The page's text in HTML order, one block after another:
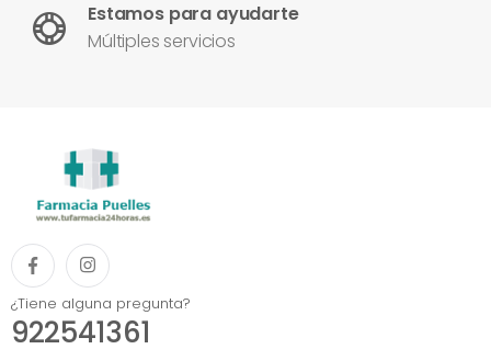
Estamos para ayudarte
Múltiples servicios
¿Tiene alguna pregunta?
922541361